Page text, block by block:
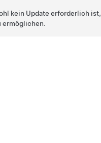
kein Update erforderlich
ermöglichen.